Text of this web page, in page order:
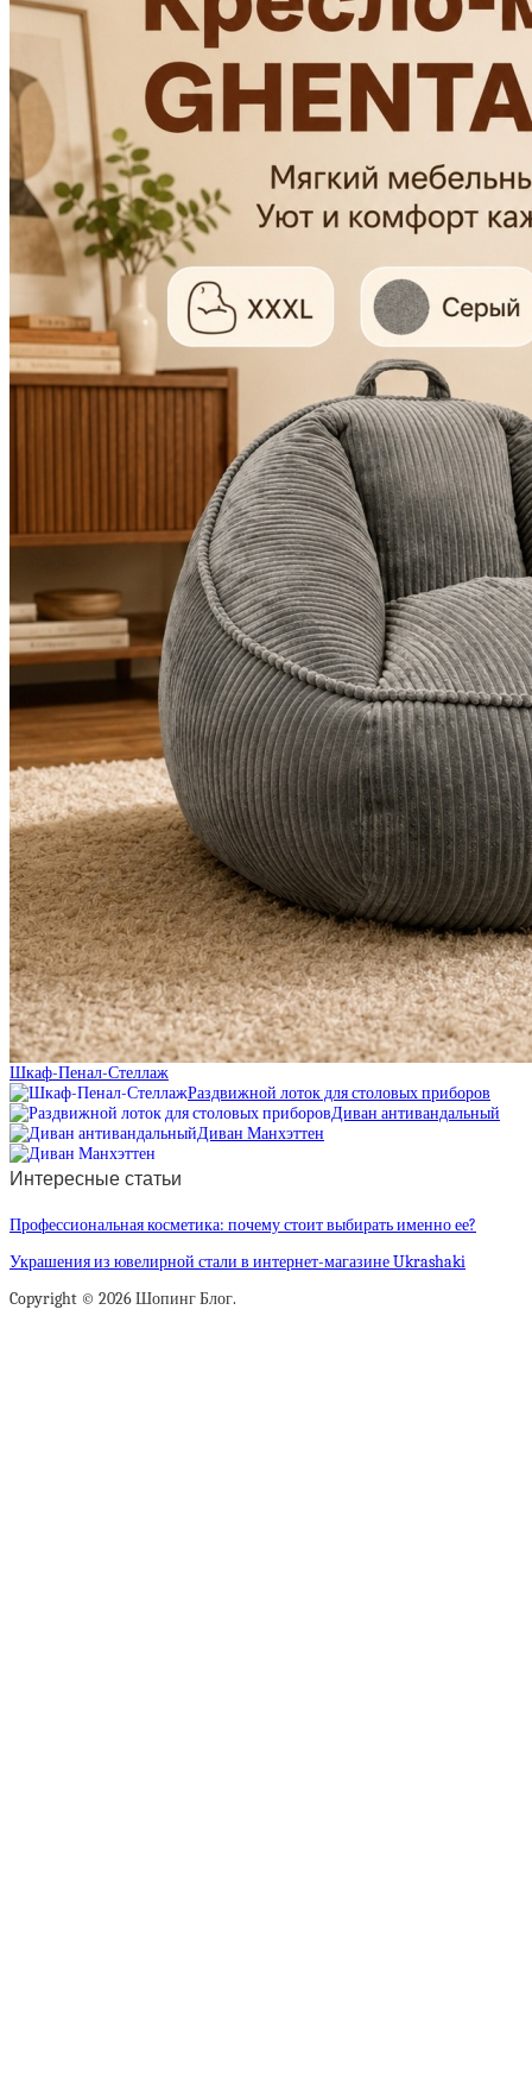
Шкаф-Пенал-Стеллаж
Раздвижной лоток для столовых приборов
Диван антивандальный
Диван Манхэттен
Интересные статьи
Профессиональная косметика: почему стоит выбирать именно ее?
Украшения из ювелирной стали в интернет-магазине Ukrashaki
Copyright © 2026 Шопинг Блог.